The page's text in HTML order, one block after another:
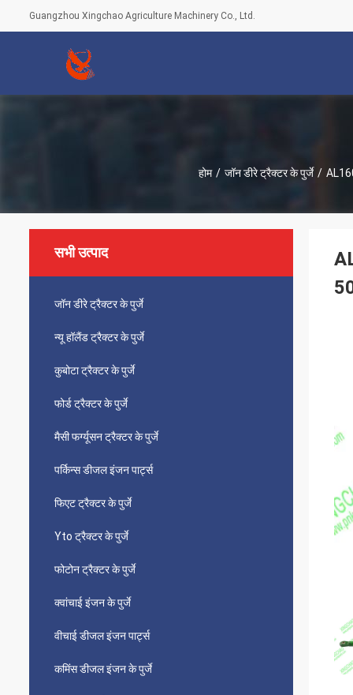
Guangzhou Xingchao Agriculture Machinery Co., Ltd.
होम / जॉन डीरे ट्रैक्टर के पुर्जे /
सभी उत्पाद
जॉन डीरे ट्रैक्टर के पुर्जे
न्यू हॉलैंड ट्रैक्टर के पुर्जे
कुबोटा ट्रैक्टर के पुर्जे
फोर्ड ट्रैक्टर के पुर्जे
मैसी फर्ग्यूसन ट्रैक्टर के पुर्जे
पर्किन्स डीजल इंजन पार्ट्स
फिएट ट्रैक्टर के पुर्जे
Yto ट्रैक्टर के पुर्जे
फोटोन ट्रैक्टर के पुर्जे
क्वांचाई इंजन के पुर्जे
वीचाई डीजल इंजन पार्ट्स
कमिंस डीजल इंजन के पुर्जे